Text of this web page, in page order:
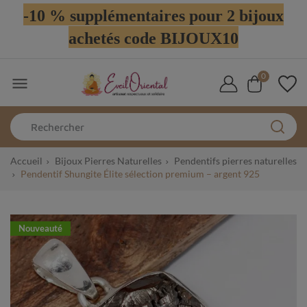
-10 % supplémentaires pour 2 bijoux
achetés code BIJOUX10
 0
Accueil Bijoux Pierres Naturelles
Pendentifs pierres naturelles
Pendentif Shungite Élite sélection premium – argent 925
Nouveauté